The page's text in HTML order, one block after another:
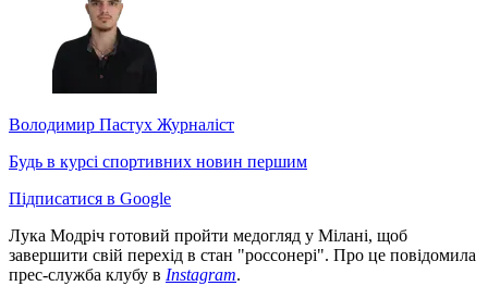
Володимир Пастух Журналіст
Будь в курсі спортивних новин першим
Підписатися в Google
Лука Модріч готовий пройти медогляд у Мілані, щоб
завершити свій перехід в стан "россонері". Про це повідомила
прес-служба клубу в Instagram.